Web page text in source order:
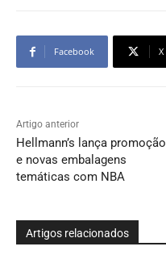
Facebook X
Artigo anterior
Hellmann’s lança promoção
e novas embalagens
temáticas com NBA
Artigos relacionados